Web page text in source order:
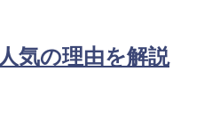
気の理由を解説